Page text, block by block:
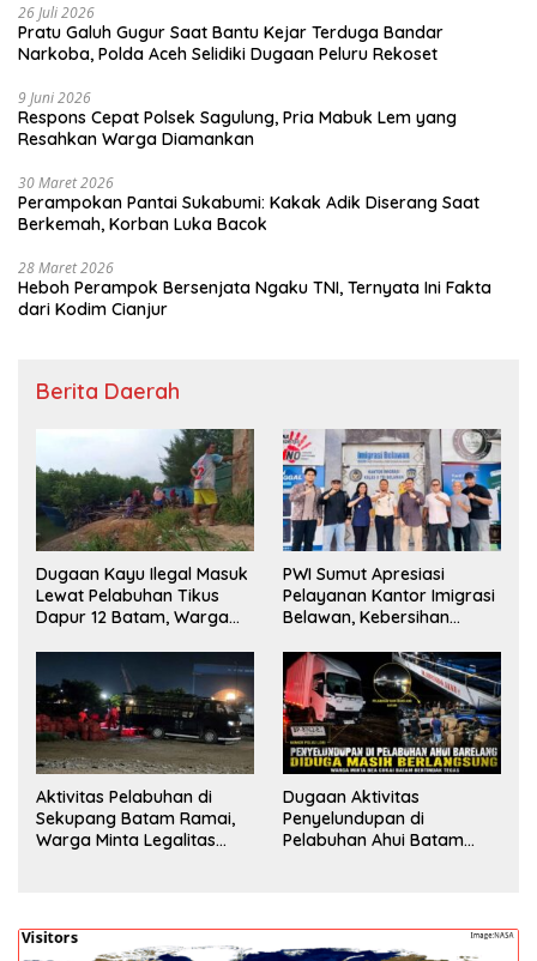
26 Juli 2026
Pratu Galuh Gugur Saat Bantu Kejar Terduga Bandar
Narkoba, Polda Aceh Selidiki Dugaan Peluru Rekoset
9 Juni 2026
Respons Cepat Polsek Sagulung, Pria Mabuk Lem yang
Resahkan Warga Diamankan
30 Maret 2026
Perampokan Pantai Sukabumi: Kakak Adik Diserang Saat
Berkemah, Korban Luka Bacok
28 Maret 2026
Heboh Perampok Bersenjata Ngaku TNI, Ternyata Ini Fakta
dari Kodim Cianjur
Berita Daerah
Dugaan Kayu Ilegal Masuk
Lewat Pelabuhan Tikus
Dapur 12 Batam, Warga
Pengecekan
PWI Sumut Apresiasi
Pelayanan Kantor Imigrasi
Belawan, Kebersihan
Aktivitas Pelabuhan di
Sekupang Batam Ramai,
Warga Minta Legalitas
Dugaan Aktivitas
Penyelundupan di
Pelabuhan Ahui Batam